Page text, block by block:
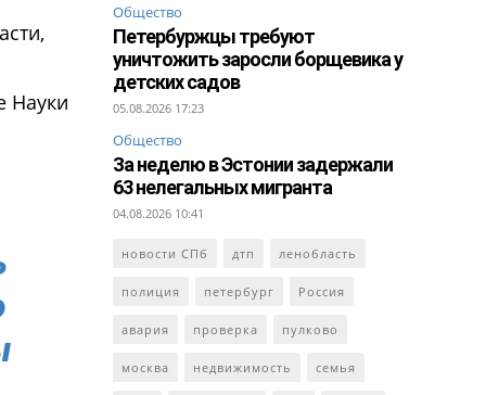
Науки
Общество
Петербуржцы требуют
уничтожить заросли борщевика у
детских садов
05.08.2026 17:23
Общество
За неделю в Эстонии задержали
63 нелегальных мигранта
04.08.2026 10:41
новости СПб дтп ленобласть
полиция петербург Россия
авария проверка пулково
москва недвижимость семья